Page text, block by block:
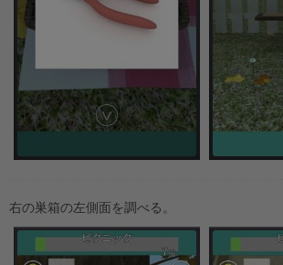
右の巣箱の左側面を調べる。